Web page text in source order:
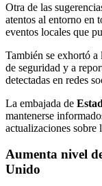
Otra de las
atentos al entorno en
eventos locales que
También se exhortó a
de seguridad y a
detectadas en redes
La embajada de
mantenerse
actualizaciones sobre
Aumenta nivel
Unido